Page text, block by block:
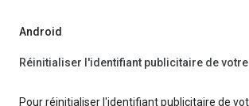
Android
Réinitialiser l'identifiant publicitaire de votre
Pour réinitialiser l'identifiant publicitaire de